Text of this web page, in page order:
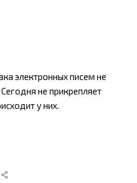
электронных писем не
не прикрепляет
у них.